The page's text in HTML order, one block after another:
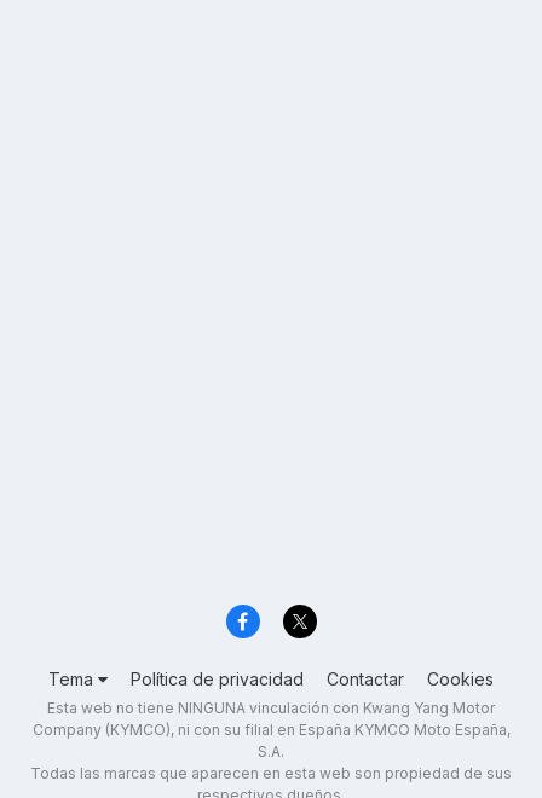
Tema Política de privacidad Contactar Cookies
Esta web no tiene NINGUNA vinculación con Kwang Yang Motor
Company (KYMCO), ni con su filial en España KYMCO Moto España,
S.A.
Todas las marcas que aparecen en esta web son propiedad de sus